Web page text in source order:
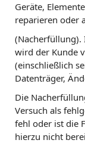
Geräte,
reparieren oder
wird der Kunde
(einschließlich
Datenträger,
Die
Versuch als
fehl oder ist die
hierzu nicht